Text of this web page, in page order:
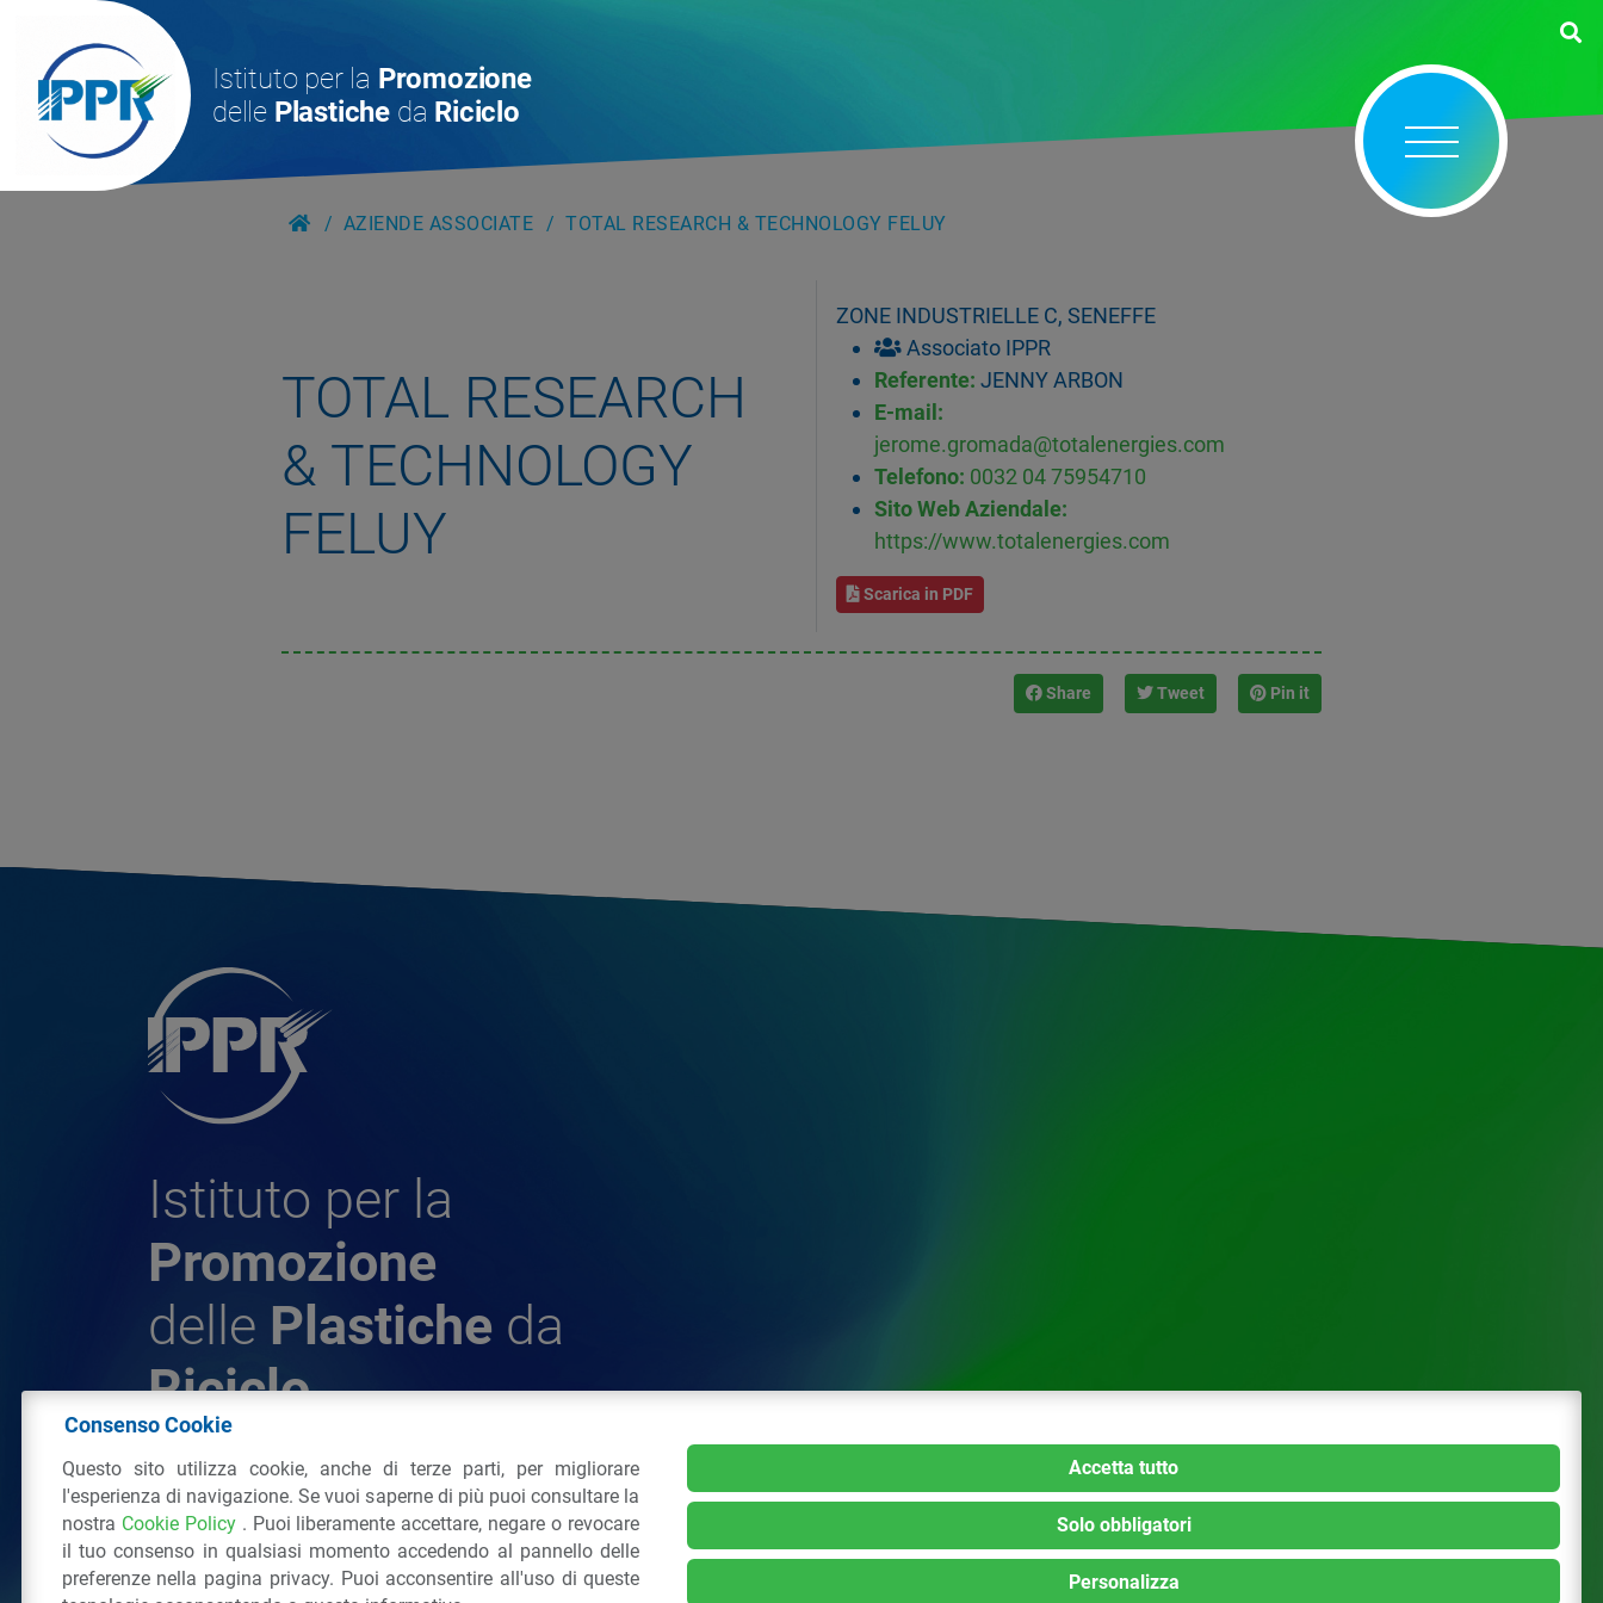
Istituto per la Promozione
delle Plastiche da Riciclo
AZIENDE ASSOCIATE TOTAL RESEARCH & TECHNOLOGY FELUY
TOTAL RESEARCH
& TECHNOLOGY
FELUY
ZONE INDUSTRIELLE C, SENEFFE
Associato IPPR
Referente: JENNY ARBON
E-mail:
jerome.gromada@totalenergies.com
Telefono: 0032 04 75954710
Sito Web Aziendale:
https://www.totalenergies.com
Scarica in PDF
Share Tweet Pin it
Istituto per la
Promozione
delle Plastiche da
Riciclo
© 2026 - IPPR Istituto per la Promozione delle Plastiche
da Riciclo
C.F. 97381090154
Via San Vittore 3620123 Milano(MI) Tel.: 02 43928225.
Consenso Cookie
Questo sito utilizza cookie, anche di terze parti, per migliorare
l'esperienza di navigazione. Se vuoi saperne di più puoi consultare la
nostra Cookie Policy . Puoi liberamente accettare, negare o revocare
il tuo consenso in qualsiasi momento accedendo al pannello delle
preferenze nella pagina privacy. Puoi acconsentire all'uso di queste
Accetta tutto
Solo obbligatori
Personalizza